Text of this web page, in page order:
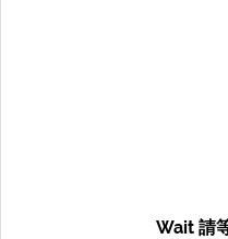
Wait 請